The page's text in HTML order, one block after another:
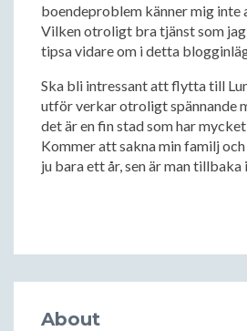
boendeproblem känner mig inte
Vilken otroligt bra tjänst som jag
tipsa vidare om i detta
Ska bli intressant att flytta till
utför verkar otroligt spännande
det är en fin stad som har
Kommer att sakna min familj
ju bara ett år, sen är man tillbaka
About